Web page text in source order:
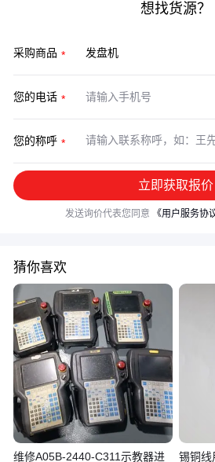
想找货源？
采购商品
您的电话
您的称呼
立即获取报价
发送询价代表您同意 《用户服务协
猜你喜欢
维修A05B-2440-C311示教器进 锡铜线